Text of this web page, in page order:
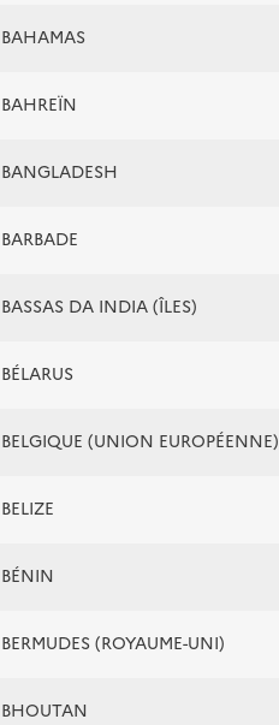
BAHAMAS
BAHREÏN
BANGLADESH
BARBADE
BASSAS DA INDIA (ÎLES)
BÉLARUS
BELGIQUE (UNION EUROPÉENNE)
BELIZE
BÉNIN
BERMUDES (ROYAUME-UNI)
BHOUTAN